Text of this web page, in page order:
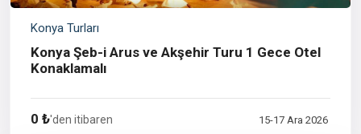
Konya Turları
Konya Şeb-i Arus ve Akşehir Turu 1 Gece Otel
Konaklamalı
0 ₺'den itibaren 15-17 Ara 2026